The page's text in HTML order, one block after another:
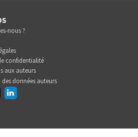
nous ?
confidentialité
aux auteurs
données auteurs
Linkedin